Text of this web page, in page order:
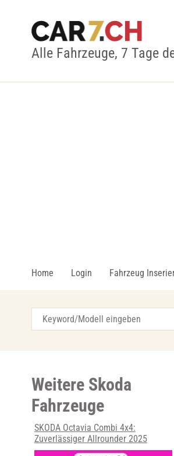
Alle Fahrzeuge, 7 Tage
Home Login Fahrzeug
Weitere Skoda
Fahrzeuge
SKODA Octavia Combi 4x4:
Zuverlässiger Allrounder 2025